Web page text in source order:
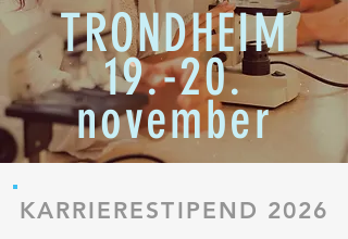
TRONDHEIM
19.-20.
november
KARRIERESTIPEND 2026